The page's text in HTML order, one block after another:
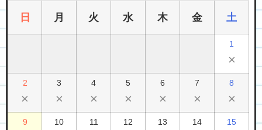
日 月 火 水 木 金 土
1
×
2
×
3
×
4
×
5
×
6
×
7
×
8
×
9 10 11 12 13 14 15